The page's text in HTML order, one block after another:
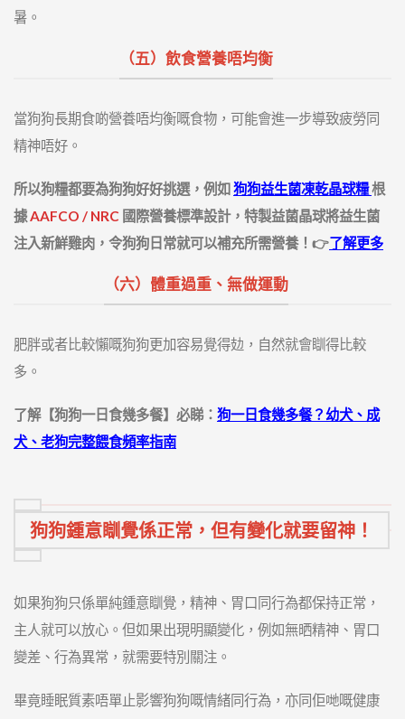
暑。
（五）飲食營養唔均衡
當狗狗長期食啲營養唔均衡嘅食物，可能會進一步導致疲勞同
精神唔好。
所以狗糧都要為狗狗好好挑選，例如狗狗益生菌凍乾晶球糧根
據AAFCO / NRC 國際營養標準設計，特製益菌晶球將益生菌
注入新鮮雞肉，令狗狗日常就可以補充所需營養！👉了解更多
（六）體重過重、無做運動
肥胖或者比較懶嘅狗狗更加容易覺得攰，自然就會瞓得比較
多。
了解【狗狗一日食幾多餐】必睇： 狗一日食幾多餐？幼犬、成
犬、老狗完整餵食頻率指南
狗狗鍾意瞓覺係正常，但有變化就要留神！
如果狗狗只係單純鍾意瞓覺，精神、胃口同行為都保持正常，
主人就可以放心。但如果出現明顯變化，例如無晒精神、胃口
變差、行為異常，就需要特別關注。
畢竟睡眠質素唔單止影響狗狗嘅情緒同行為，亦同佢哋嘅健康